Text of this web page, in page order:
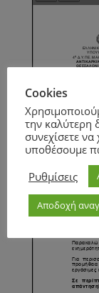
Cookies
την καλύτερη
συνεχίσετε να
υποθέσουμε
Ρυθμίσεις
Αποδοχή